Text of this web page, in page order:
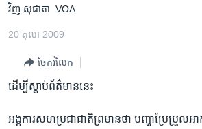
និង​
ទៅ​​
តែ​
រំលង​
អាមេរិក
ចិន
ហេឡូវីអូអេ
កម្ពុជាច្នៃប្រតិដ្ឋ
ព្រឹត្តិការណ៍ព័ត៌មាន
វិញ សុជាតា VOA
20 តុលា 2009
ចែករំលែក
ដើម្បីស្តាប់ព័ត៌មាននេះ
អង្គការសហប្រជាជាតិព្រមានថា បញ្ហាប្រែប្រួលអ